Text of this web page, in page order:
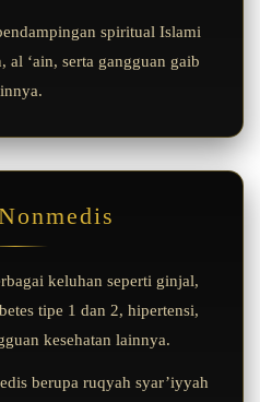
spiritual Islami
‘ain, serta gangguan gaib
keluhan seperti ginjal,
tipe 1 dan 2, hipertensi,
kesehatan lainnya.
berupa ruqyah syar’iyyah